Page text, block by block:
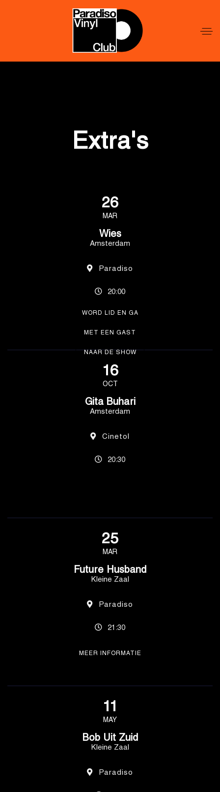
Lid
Extra's
26
MAR
Wies
Amsterdam
Paradiso
20:00
WORD LID EN GA
MET EEN GAST
NAAR DE SHOW
16
OCT
Gita Buhari
Amsterdam
Cinetol
20:30
25
MAR
Future Husband
Kleine Zaal
Paradiso
21:30
MEER INFORMATIE
11
MAY
Bob Uit Zuid
Kleine Zaal
Paradiso